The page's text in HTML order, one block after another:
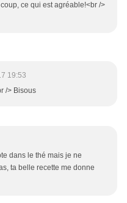
ce qui est agréable!<br />
19:53
/> Bisous
dans le thé mais je ne
ta belle recette me donne